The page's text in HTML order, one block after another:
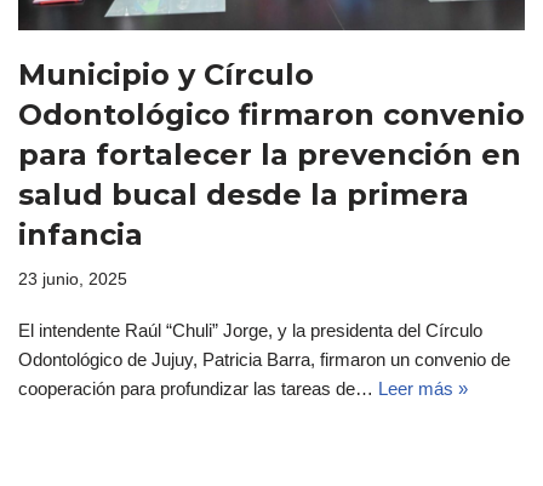
Municipio y Círculo
Odontológico firmaron convenio
para fortalecer la prevención en
salud bucal desde la primera
infancia
23 junio, 2025
El intendente Raúl “Chuli” Jorge, y la presidenta del Círculo
Odontológico de Jujuy, Patricia Barra, firmaron un convenio de
cooperación para profundizar las tareas de… Leer más »